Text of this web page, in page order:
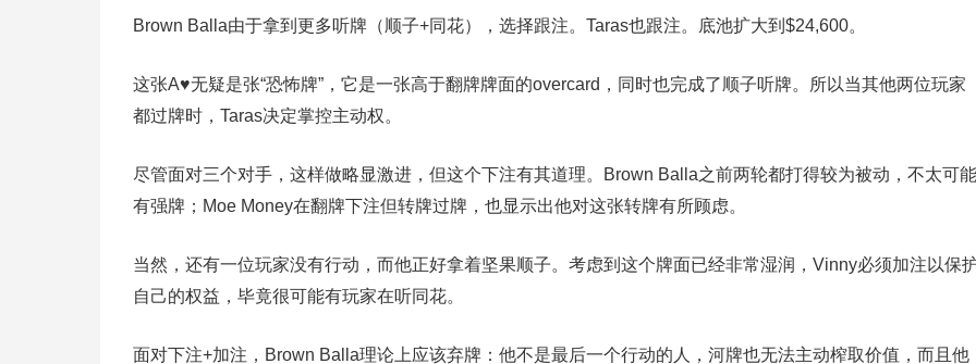
Brown Balla由于拿到更多听牌（顺子+同花），选择跟注。Taras也跟注。底池扩大到$24,600。
这张A♥无疑是张“恐怖牌”，它是一张高于翻牌牌面的overcard，同时也完成了顺子听牌。所以当其他两位玩家
都过牌时，Taras决定掌控主动权。
尽管面对三个对手，这样做略显激进，但这个下注有其道理。Brown Balla之前两轮都打得较为被动，不太可能
有强牌；Moe Money在翻牌下注但转牌过牌，也显示出他对这张转牌有所顾虑。
当然，还有一位玩家没有行动，而他正好拿着坚果顺子。考虑到这个牌面已经非常湿润，Vinny必须加注以保
自己的权益，毕竟很可能有玩家在听同花。
面对下注+加注，Brown Balla理论上应该弃牌：他不是最后一个行动的人，河牌也无法主动榨取价值，而且他